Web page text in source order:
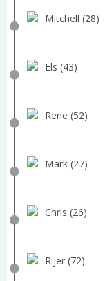
Mitchell (28)
Els (43)
Rene (52)
Mark (27)
Chris (26)
Rijer (72)